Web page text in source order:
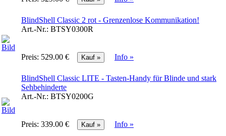
BlindShell Classic 2 rot - Grenzenlose Kommunikation!
Art.-Nr.: BTSY0300R
Preis: 529.00 € Info »
BlindShell Classic LITE - Tasten-Handy für Blinde und stark
Sehbehinderte
Art.-Nr.: BTSY0200G
Preis: 339.00 € Info »